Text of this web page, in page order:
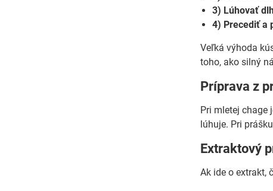
3) Lúhovať
4) Precediť a
Veľká výhoda
toho, ako silný
Príprava z
Pri mletej chage
lúhuje. Pri
Extraktový
Ak ide o extrakt,